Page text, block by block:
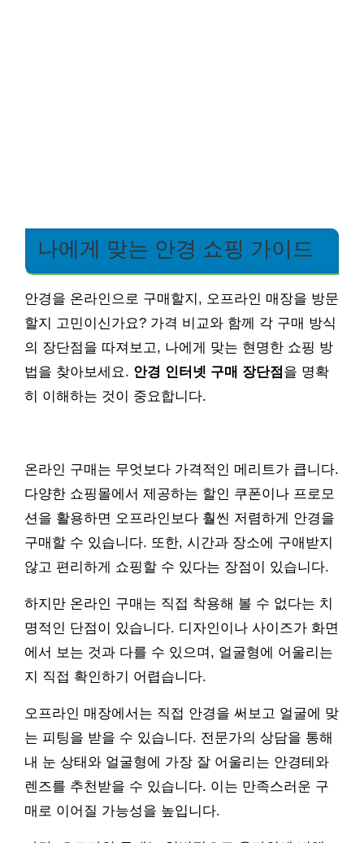
나에게 맞는 안경 쇼핑 가이드
안경을 온라인으로 구매할지, 오프라인 매장을 방문
할지 고민이신가요? 가격 비교와 함께 각 구매 방식
의 장단점을 따져보고, 나에게 맞는 현명한 쇼핑 방
법을 찾아보세요. 안경 인터넷 구매 장단점을 명확
히 이해하는 것이 중요합니다.
온라인 구매는 무엇보다 가격적인 메리트가 큽니다.
다양한 쇼핑몰에서 제공하는 할인 쿠폰이나 프로모
션을 활용하면 오프라인보다 훨씬 저렴하게 안경을
구매할 수 있습니다. 또한, 시간과 장소에 구애받지
않고 편리하게 쇼핑할 수 있다는 장점이 있습니다.
하지만 온라인 구매는 직접 착용해 볼 수 없다는 치
명적인 단점이 있습니다. 디자인이나 사이즈가 화면
에서 보는 것과 다를 수 있으며, 얼굴형에 어울리는
지 직접 확인하기 어렵습니다.
오프라인 매장에서는 직접 안경을 써보고 얼굴에 맞
는 피팅을 받을 수 있습니다. 전문가의 상담을 통해
내 눈 상태와 얼굴형에 가장 잘 어울리는 안경테와
렌즈를 추천받을 수 있습니다. 이는 만족스러운 구
매로 이어질 가능성을 높입니다.